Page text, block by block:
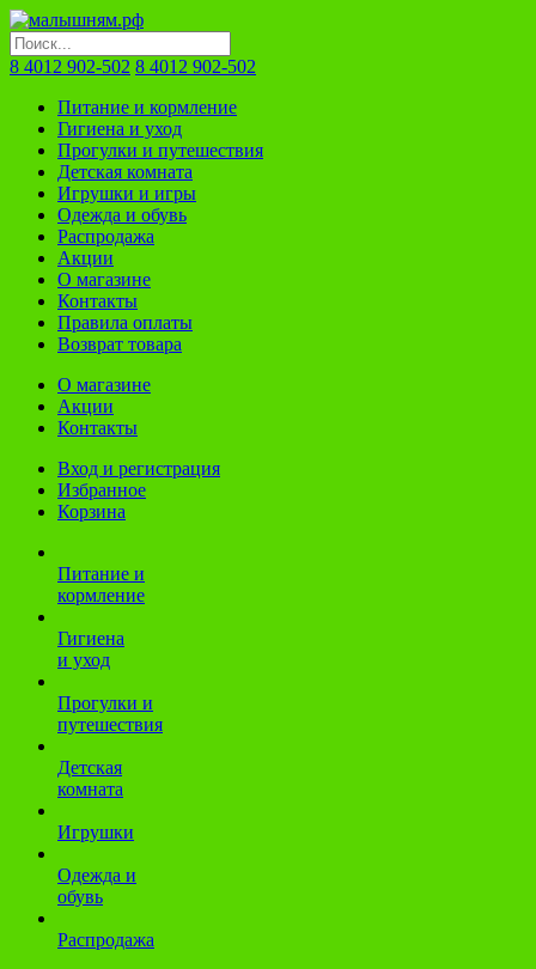
8 4012 902-502 8 4012 902-502
Питание и кормление
Гигиена и уход
Прогулки и путешествия
Детская комната
Игрушки и игры
Одежда и обувь
Распродажа
Акции
О магазине
Контакты
Правила оплаты
Возврат товара
О магазине
Акции
Контакты
Вход и регистрация
Избранное
Корзина
Питание и
кормление
Гигиена
и уход
Прогулки и
путешествия
Детская
комната
Игрушки
Одежда и
обувь
Распродажа